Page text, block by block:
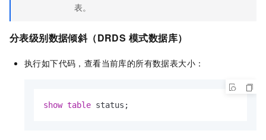
表。
分表级别数据倾斜（DRDS 模式数据库）
执行如下代码，查看当前库的所有数据表大小：
show table status;